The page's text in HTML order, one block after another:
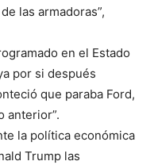
las armadoras”,
en el Estado
por si después
que paraba Ford,
anterior”.
la política económica
Trump las